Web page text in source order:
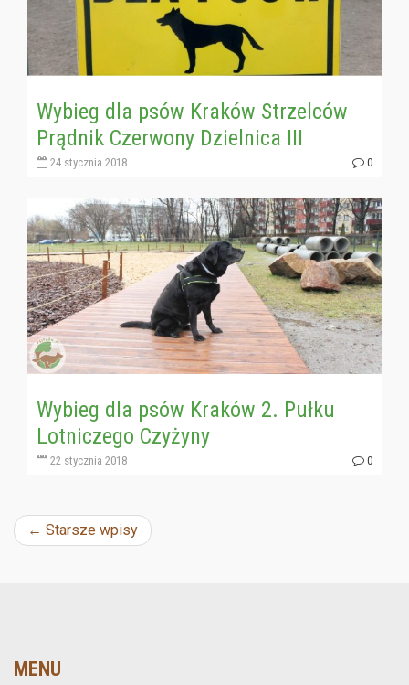
Wybieg dla psów Kraków Strzelców
Prądnik Czerwony Dzielnica III
24 stycznia 2018 0
Wybieg dla psów Kraków 2. Pułku
Lotniczego Czyżyny
22 stycznia 2018 0
Nawigacja
wpisu
← Starsze wpisy
MENU